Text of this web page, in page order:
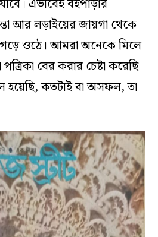
এভাবেই বইপাড়ার
আর লড়াইয়ের জায়গা থেকে
গড়ে ওঠে। আমরা অনেকে মিলে
বের করার চেষ্টা করেছি
কতটাই বা অসফল, তা